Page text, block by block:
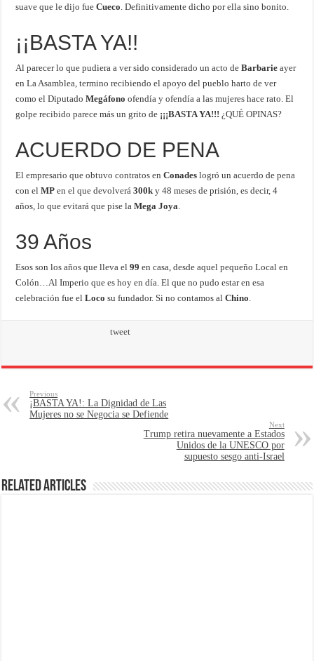
suave que le dijo fueCueco . Definitivamente dicho por ella sino bonito.
¡¡BASTA YA!!
Al parecer lo que pudiera a ver sido considerado un acto deBarbarie ayer
en La Asamblea, termino recibiendo el apoyo del pueblo harto de ver
como el DiputadoMegáfono ofendía y ofendía a las mujeres hace rato. El
golpe recibido parece más un grito de ¡¡¡BASTA YA!!! ¿QUÉ OPINAS?
ACUERDO DE PENA
El empresario que obtuvo contratos enConades logró un acuerdo de pena
con elMP en el que devolverá300k y 48 meses de prisión, es decir, 4
años, lo que evitará que pise laMega Joya
39 Años
Esos son los años que lleva el99 en casa, desde aquel pequeño Local en
Colón…Al Imperio que es hoy en día. El que no pudo estar en esa
celebración fue elLoco su fundador. Si no contamos alChino
tweet
Previous
¡BASTA YA!: La Dignidad de Las
Mujeres no se Negocia se Defiende
Next
Trump retira nuevamente a Estados
Unidos de la UNESCO por
supuesto sesgo anti-Israel
Related Articles